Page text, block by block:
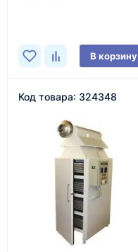
В корзину
Код товара: 324348